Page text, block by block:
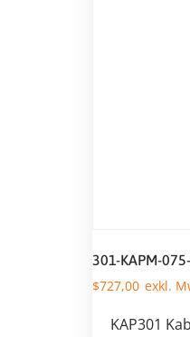
301-KAPM-
$727,00
KAP301